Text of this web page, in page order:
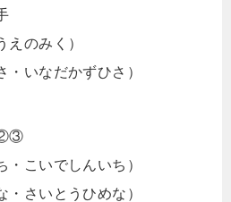
えのみく）
いなだかずひさ）
こいでしんいち）
・さいとうひめな）